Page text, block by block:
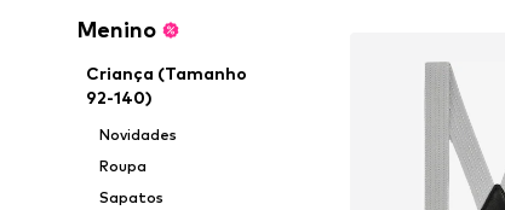
Menino
Criança (Tamanho
92-140)
Novidades
Roupa
Sapatos